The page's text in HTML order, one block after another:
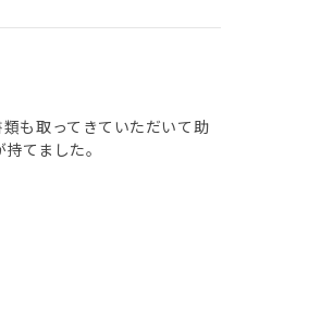
も取ってきていただいて助
てました。